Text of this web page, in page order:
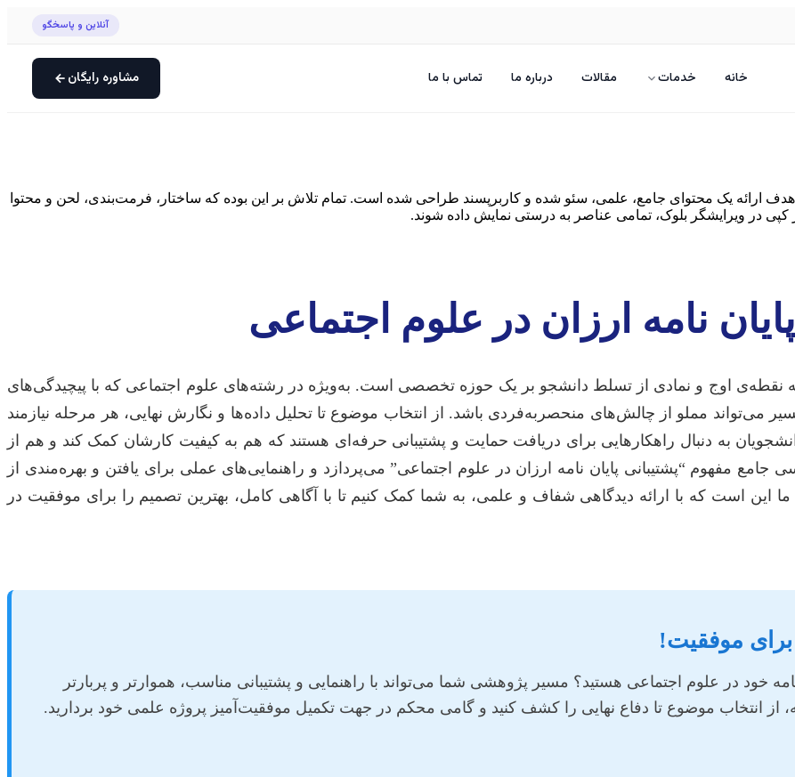
آنلاین و پاسخگو
خانه خدمات مقالات درباره ما تماس با ما مشاوره رایگان
ارائه یک محتوای جامع، علمی، سئو شده و کاربرپسند طراحی شده است. تمام تلاش بر این بوده که ساختار، فرمت‌بندی، لحن و محتوا
در ویرایشگر بلوک، تمامی عناصر به درستی نمایش داده شوند.
نامه ارزان در علوم اجتماعی
نقطه‌ی اوج و نمادی از تسلط دانشجو بر یک حوزه تخصصی است. به‌ویژه در رشته‌های علوم اجتماعی که با پیچیدگی‌های
می‌تواند مملو از چالش‌های منحصربه‌فردی باشد. از انتخاب موضوع تا تحلیل داده‌ها و نگارش نهایی، هر مرحله نیازمند
به دنبال راهکارهایی برای دریافت حمایت و پشتیبانی حرفه‌ای هستند که هم به کیفیت کارشان کمک کند و هم از
مفهوم “پشتیبانی پایان نامه ارزان در علوم اجتماعی” می‌پردازد و راهنمایی‌های عملی برای یافتن و بهره‌مندی از
این است که با ارائه دیدگاهی شفاف و علمی، به شما کمک کنیم تا با آگاهی کامل، بهترین تصمیم را برای موفقیت در
موفقیت!
خود در علوم اجتماعی هستید؟ مسیر پژوهشی شما می‌تواند با راهنمایی و پشتیبانی مناسب، هموارتر و پربارتر
از انتخاب موضوع تا دفاع نهایی را کشف کنید و گامی محکم در جهت تکمیل موفقیت‌آمیز پروژه علمی خود بردارید.